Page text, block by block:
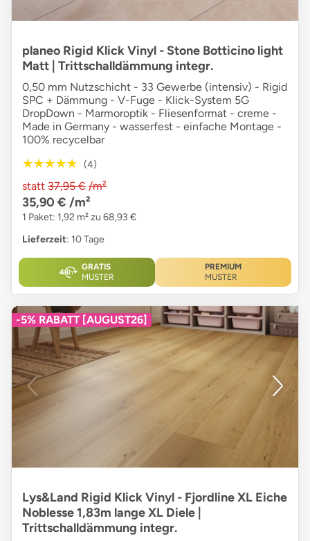
planeo Rigid Klick Vinyl - Stone Botticino light
Matt | Trittschalldämmung integr.
0,50 mm Nutzschicht - 33 Gewerbe (intensiv) - Rigid
SPC + Dämmung - V-Fuge - Klick-System 5G
DropDown - Marmoroptik - Fliesenformat - creme -
Made in Germany - wasserfest - einfache Montage -
100% recycelbar
★★★★★
★★★★★ (4)
statt 37,95 € /m²
35,90 € /m²
1 Paket: 1,92 m² zu 68,93 €
Lieferzeit: 10 Tage
GRATIS
MUSTER
PREMIUM
MUSTER
-5% RABATT [AUGUST26]
Lys&Land Rigid Klick Vinyl - Fjordline XL Eiche
Noblesse 1,83m lange XL Diele |
Trittschalldämmung integr.